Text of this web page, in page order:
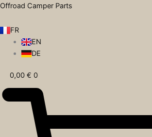
Aller
contenu
Offroad Camper Parts
FR
EN
DE
0,00 € 0
Recherche